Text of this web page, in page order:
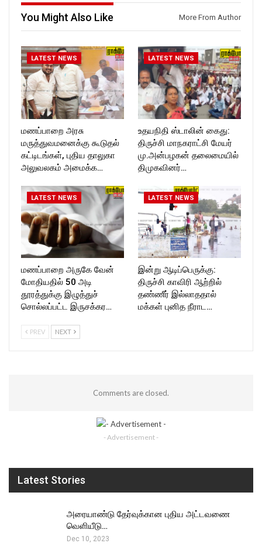
Follow us on:
https://twitter.com/ROCKFOR
https://www.instagram.com/ro
ckforttimes/
https://twitter.com/ROCKFOR
T_TIMESC
You Might Also Like More From Author
LATEST NEWS
மணப்பாறை அரசு
மருத்துவமனைக்கு கூடுதல்
கட்டிடங்கள், புதிய தாலுகா
அலுவலகம் அமைக்க…
LATEST NEWS
உதயநிதி ஸ்டாலின் கைது:
திருச்சி மாநகராட்சி மேயர்
மு.அன்பழகன் தலைமையில்
திமுகவினர்…
LATEST NEWS
மணப்பாறை அருகே வேன்
மோதியதில் 50 அடி
தூரத்துக்கு இழுத்துச்
சொல்லப்பட்ட இருசக்கர…
LATEST NEWS
இன்று ஆடிப்பெருக்கு:
திருச்சி காவிரி ஆற்றில்
தண்ணீர் இல்லாததால்
மக்கள் புனித நீராட…
PREV NEXT
Comments are closed.
- Advertisement -
Latest Stories
அரையாண்டு தேர்வுக்கான புதிய அட்டவணை
வெளியீடு…
Dec 10, 2023